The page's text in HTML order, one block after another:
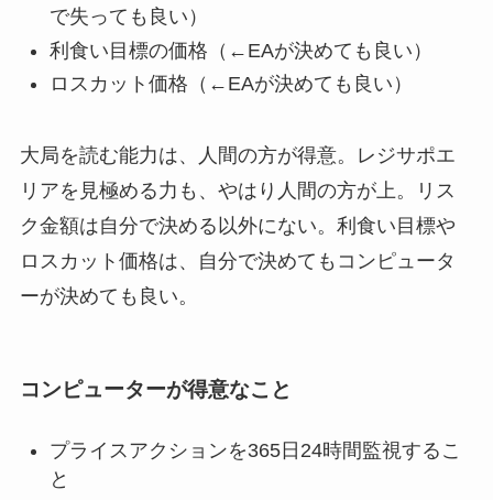
で失っても良い）
利食い目標の価格（←EAが決めても良い）
ロスカット価格（←EAが決めても良い）
大局を読む能力は、人間の方が得意。レジサポエ
リアを見極める力も、やはり人間の方が上。リス
ク金額は自分で決める以外にない。利食い目標や
ロスカット価格は、自分で決めてもコンピュータ
ーが決めても良い。
コンピューターが得意なこと
プライスアクションを365日24時間監視するこ
と